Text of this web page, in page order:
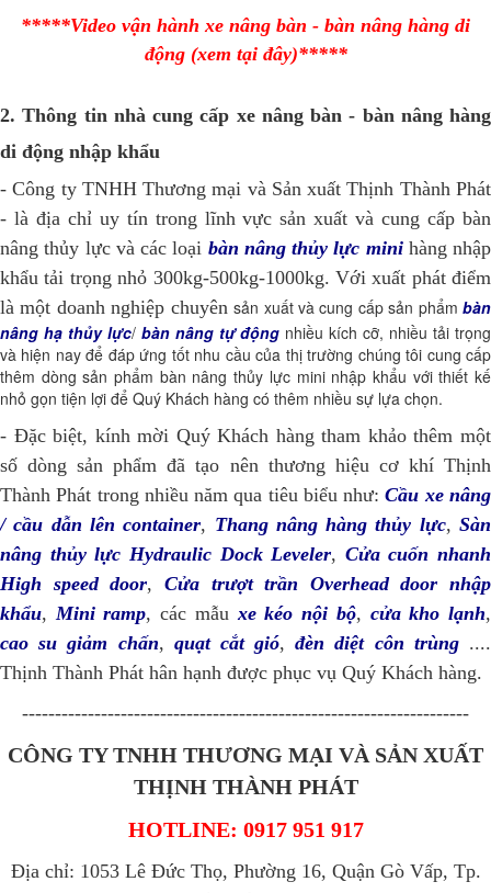
*****Video vận hành xe nâng bàn - bàn nâng hàng di
động (xem tại đây)*****
2. Thông tin nhà cung cấp xe nâng bàn - bàn nâng hàng
di động nhập khẩu
- Công ty TNHH Thương mại và Sản xuất Thịnh Thành Phát
- là địa chỉ uy tín trong lĩnh vực sản xuất và cung cấp bàn
nâng thủy lực và các loại bàn nâng thủy lực minihàng nhập
khẩu tải trọng nhỏ 300kg-500kg-1000kg. Với xuất phát điểm
là một doanh nghiệp chuyênsản xuất và cung cấp sản phẩmbàn
nâng hạ thủy lực/ bàn nâng tự động nhiều kích cỡ, nhiều tải trọng
và hiện nay để đáp ứng tốt nhu cầu của thị trường chúng tôi cung cấp
thêm dòng sản phẩm bàn nâng thủy lực mini nhập khẩu với thiết kế
nhỏ gọn tiện lợi để Quý Khách hàng có thêm nhiều sự lựa chọn.
- Đặc biệt, kính mời Quý Khách hàng tham khảo thêm một
số dòng sản phẩm đã tạo nên thương hiệu cơ khí Thịnh
Thành Phát trong nhiều năm qua tiêu biểu như:Cầu xe nâng
/ cầu dẫn lên container, Thang nâng hàng thủy lực,Sàn
nâng thủy lực Hydraulic Dock Leveler, Cửa cuốn nhanh
High speed door, Cửa trượt trần Overhead door nhập
khẩu,Mini ramp, các mẫuxe kéo nội bộ, cửa kho lạnh,
cao su giảm chấn, quạt cắt gió,đèn diệt côn trùng....
Thịnh Thành Phát hân hạnh được phục vụ Quý Khách hàng.
--------------------------------------------------------------------
CÔNG TY TNHH THƯƠNG MẠI VÀ SẢN XUẤT
THỊNH THÀNH PHÁT
HOTLINE: 0917 951 917
Địa chỉ: 1053 Lê Đức Thọ, Phường 16, Quận Gò Vấp, Tp.